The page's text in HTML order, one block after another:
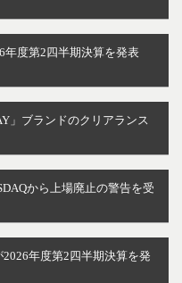
年度第2四半期決算を発表
」ブランドのクリアランス
から上場廃止の警告を受
年度第2四半期決算を発